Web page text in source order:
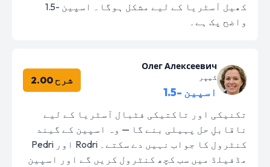
کھیل آسٹریا کے لیے مشکل ہوگا۔ اسپین -1.5
واضح پک ہے۔
Олег Алексеевич
کیپر
اسپین -1.5
شرح 2.00
تکنیکی اور تاکتیکی فٹبال آسٹریا کے لیے
ناقابلِ حل پہیلی بنے گا — وہ اسپین کے گیند
کنٹرول کا جواب نہیں دے سکتے۔ Rodri اور Pedri
مڈفیلڈ میں سب کچھ کنٹرول کریں گے اور اسپین